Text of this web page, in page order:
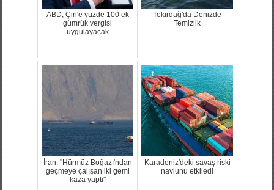
ABD, Çin'e yüzde 100 ek
gümrük vergisi
uygulayacak
Tekirdağ'da Denizde
Temizlik
İran: "Hürmüz Boğazı'ndan
geçmeye çalışan iki gemi
kaza yaptı"
Karadeniz'deki savaş riski
navlunu etkiledi